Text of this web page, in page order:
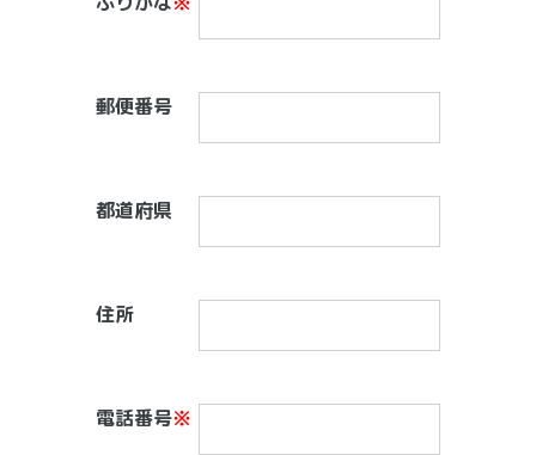
郵便番号
都道府県
住所
電話番号※